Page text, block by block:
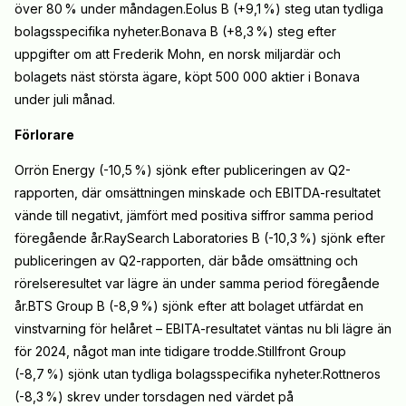
över 80 % under måndagen.Eolus B (+9,1 %) steg utan tydliga
bolagsspecifika nyheter.Bonava B (+8,3 %) steg efter
uppgifter om att Frederik Mohn, en norsk miljardär och
bolagets näst största ägare, köpt 500 000 aktier i Bonava
under juli månad.
Förlorare
Orrön Energy (-10,5 %) sjönk efter publiceringen av Q2-
rapporten, där omsättningen minskade och EBITDA-resultatet
vände till negativt, jämfört med positiva siffror samma period
föregående år.RaySearch Laboratories B (-10,3 %) sjönk efter
publiceringen av Q2-rapporten, där både omsättning och
rörelseresultet var lägre än under samma period föregående
år.BTS Group B (-8,9 %) sjönk efter att bolaget utfärdat en
vinstvarning för helåret – EBITA-resultatet väntas nu bli lägre än
för 2024, något man inte tidigare trodde.Stillfront Group
(-8,7 %) sjönk utan tydliga bolagsspecifika nyheter.Rottneros
(-8,3 %) skrev under torsdagen ned värdet på